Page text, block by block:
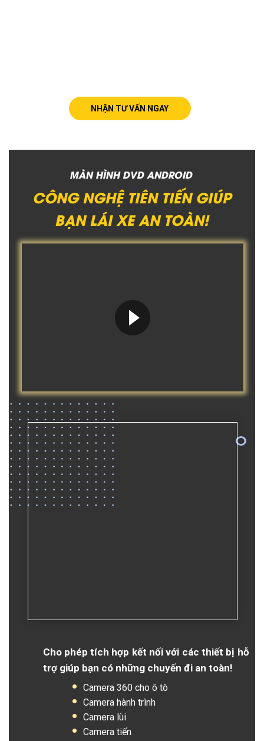
NHẬN TƯ VẤN NGAY
MÀN HÌNH DVD ANDROID
CÔNG NGHỆ TIÊN TIẾN GIÚP
BẠN LÁI XE AN TOÀN!
Camera 360 cho ô tô
Camera hành trình
Camera lùi
Camera tiến
Cho phép tích hợp kết nối với các thiết bị hỗ
trợ giúp bạn có những chuyến đi an toàn!